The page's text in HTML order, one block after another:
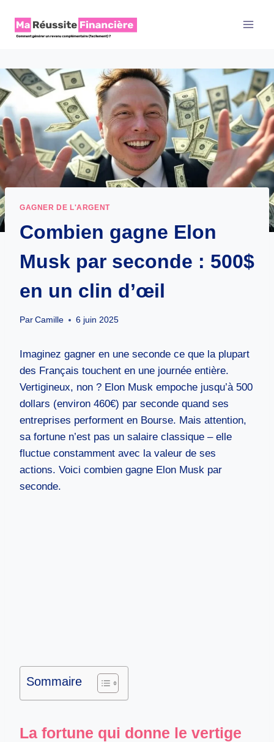
contenu
GAGNER DE L'ARGENT
Combien gagne Elon
Musk par seconde : 500$
en un clin d’œil
Par Camille 6 juin 2025
Imaginez gagner en une seconde ce que la plupart
des Français touchent en une journée entière.
Vertigineux, non ? Elon Musk empoche jusqu’à 500
dollars (environ 460€) par seconde quand ses
entreprises performent en Bourse. Mais attention,
sa fortune n’est pas un salaire classique – elle
fluctue constamment avec la valeur de ses
actions. Voici combien gagne Elon Musk par
seconde.
Sommaire
La fortune qui donne le vertige